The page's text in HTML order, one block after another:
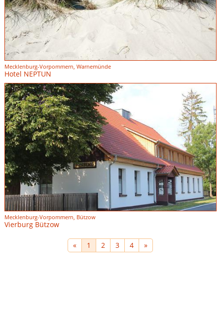
Mecklenburg-Vorpommern, Warnemünde
Hotel NEPTUN
Mecklenburg-Vorpommern, Bützow
Vierburg Bützow
« 1 2 3 4 »